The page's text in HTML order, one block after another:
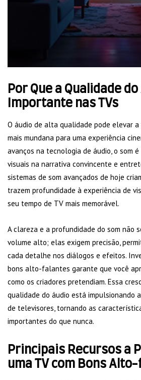
Por Que a Qualidade
Importante nas TVs
O áudio de alta qualidade pode elevar
mais mundana para uma experiência
avanços na tecnologia de áudio, o som
visuais na narrativa convincente e
sistemas de som avançados de hoje
trazem profundidade à experiência de
seu tempo de TV mais memorável.
A clareza e a profundidade do som não
volume alto; elas exigem precisão,
cada detalhe nos diálogos e efeitos.
bons alto-falantes garante que você
como os criadores pretendiam. Essa
qualidade do áudio está impulsionando
de televisores, tornando as
importantes do que nunca.
Principais Recursos a
uma TV com Bons